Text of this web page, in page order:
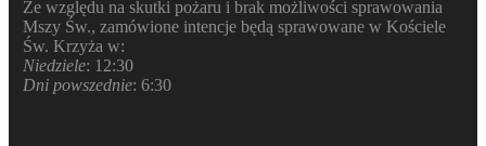
Ze względu na skutki pożaru i brak możliwości sprawowania
Mszy Św., zamówione intencje będą sprawowane w Kościele
Św. Krzyża w:
Niedziele: 12:30
Dni powszednie: 6:30